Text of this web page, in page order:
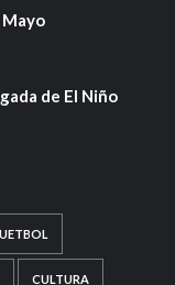
Mayo
de El Niño
CULTURA